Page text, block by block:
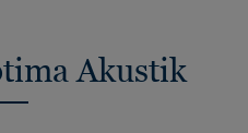
Akustik